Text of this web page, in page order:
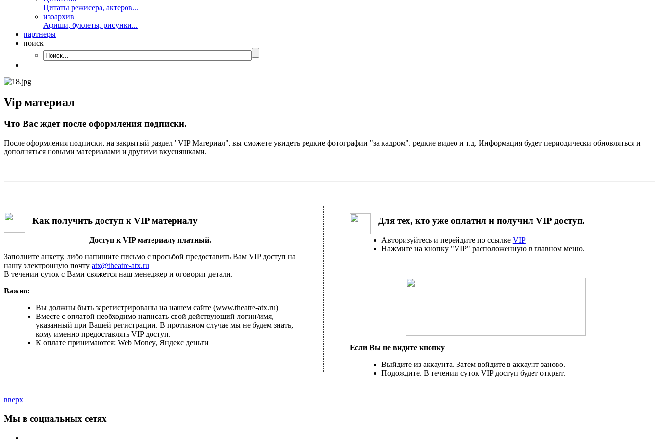
Цитаты режисера, актеров...
изоархив
Афиши, буклеты, рисунки...
партнеры
поиск
Vip материал
Что Вас ждет после оформления подписки.
После оформления подписки, на закрытый раздел "VIP Материал", вы сможете увидеть редкие фотографии "за кадром", редкие видео и т.д. Информация будет периодически обновляться и
дополняться новыми материалами и другими вкусняшками.
Как получить доступ к VIP материалу
Доступ к VIP материалу платный.
Заполните анкету, либо напишите письмо с просьбой предоставить Вам VIP доступ на
нашу электронную почту atx@theatre-atx.ru
В течении суток с Вами свяжется наш менеджер и оговорит детали.
Важно:
Вы должны быть зарегистрированы на нашем сайте (www.theatre-atx.ru).
Вместе с оплатой необходимо написать свой действующий логин/имя,
указанный при Вашей регистрации. В противном случае мы не будем знать,
кому именно предоставлять VIP доступ.
К оплате принимаются: Web Money, Яндекс деньги
Для тех, кто уже оплатил и получил VIP доступ.
Авторизуйтесь и перейдите по ссылке VIP
Нажмите на кнопку "VIP" расположенную в главном меню.
Если Вы не видите кнопку
Выйдите из аккаунта. Затем войдите в аккаунт заново.
Подождите. В течении суток VIP доступ будет открыт.
вверх
Мы в социальных сетях